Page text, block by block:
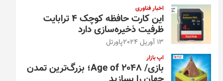
اخبار فناوری
این کارت حافظه کوچک ۴ ترابایت
ظرفیت ذخیره‌سازی دارد
13 آوریل 2024 پاورتل
اپ بازار
بازی/ Age of 2048؛ بزرگ‌ترین تمدن